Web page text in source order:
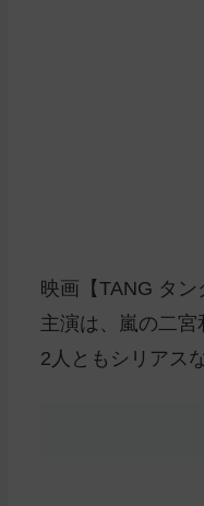
映画【TANG タン
主演は、嵐の二宮
2人ともシリアス